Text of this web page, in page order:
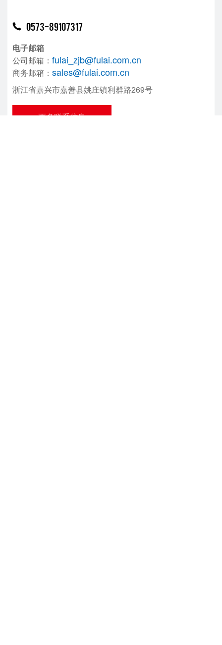
 0573-89107317
电子邮箱
公司邮箱： fulai_zjb@fulai.com.cn
商务邮箱： sales@fulai.com.cn
浙江省嘉兴市嘉善县姚庄镇利群路269号
更多联系信息